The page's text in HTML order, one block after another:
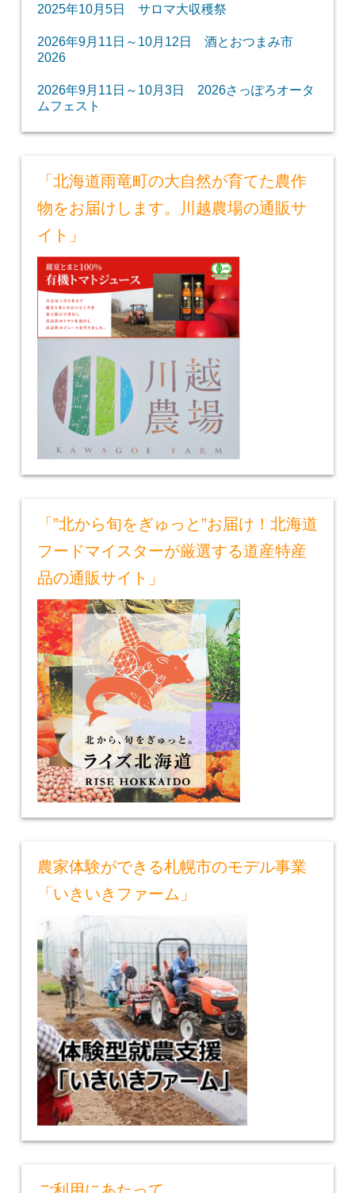
2025年10月5日 サロマ大収穫祭
2026年9月11日～10月12日 酒とおつまみ市
2026
2026年9月11日～10月3日 2026さっぽろオータ
ムフェスト
「北海道雨竜町の大自然が育てた農作
物をお届けします。川越農場の通販サ
イト」
「”北から旬をぎゅっと”お届け！北海道
フードマイスターが厳選する道産特産
品の通販サイト」
農家体験ができる札幌市のモデル事業
「いきいきファーム」